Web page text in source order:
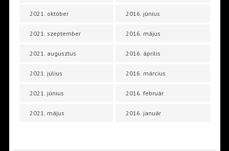
2021. október
2021. szeptember
2021. augusztus
2021. július
2021. június
2021. május
2016. június
2016. május
2016. április
2016. március
2016. február
2016. január